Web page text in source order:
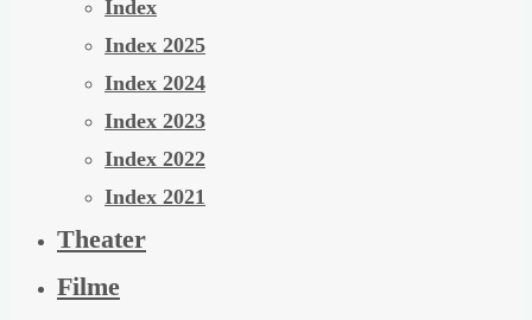
Index
Index 2025
Index 2024
Index 2023
Index 2022
Index 2021
Theater
Filme